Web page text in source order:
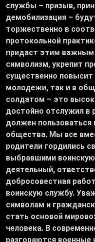
службы – призыв,
демобилизация –
торжественно в
протокольной
придаст этим важным
символизм, укрепит
существенно повысит
молодежи, так и в
солдатом – это
достойно отслужил в
должен пользоваться
общества. Мы все
родители гордились
выбравшими
деятельный,
добросовестная
воинскую службу.
символам и
стать основой
человека. В
разгораются